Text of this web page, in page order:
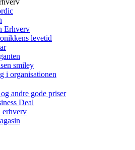
Erhverv
levetid
smiley
i organisationen
andre gode priser
Deal
erhverv